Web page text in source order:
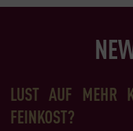
LUST AUF MEHR
FEINKOST?